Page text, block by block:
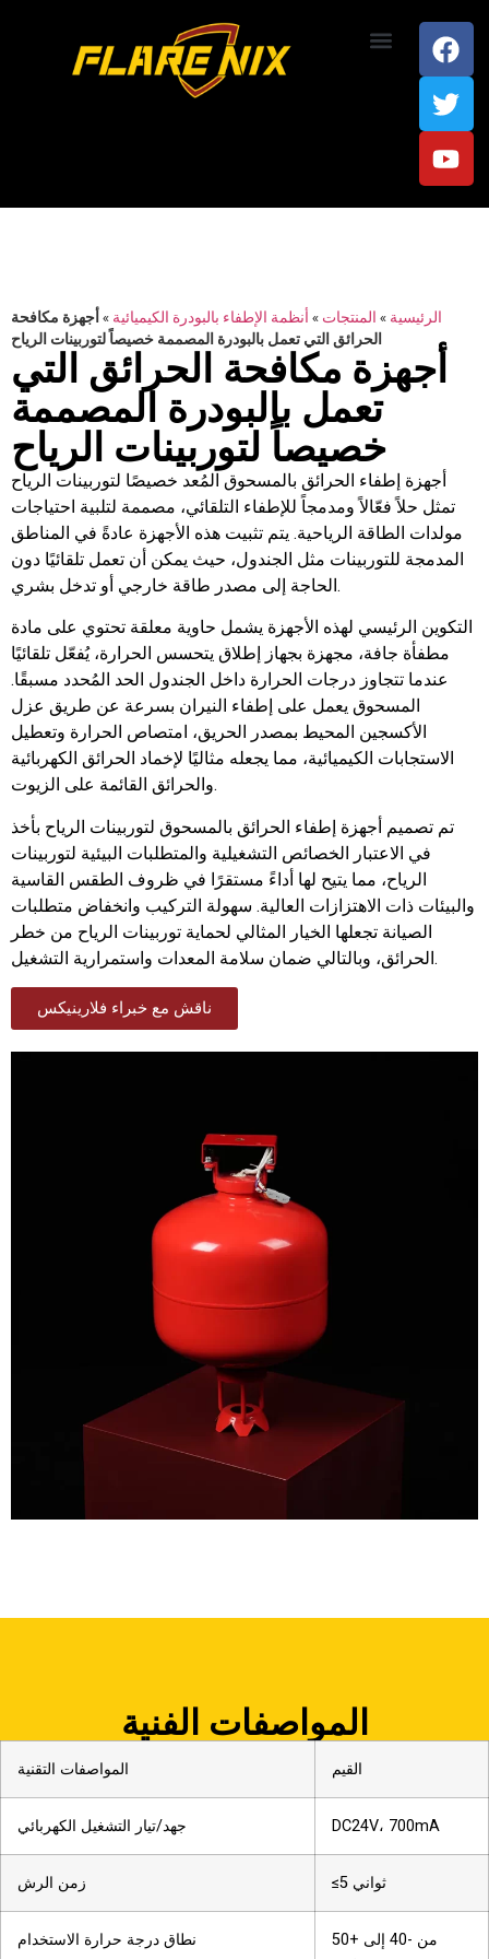
الرئيسية » المنتجات » أنظمة الإطفاء بالبودرة الكيميائية »أجهزة مكافحة
الحرائق التي تعمل بالبودرة المصممة خصيصاً لتوربينات الرياح
أجهزة مكافحة الحرائق التي
تعمل بالبودرة المصممة
خصيصاً لتوربينات الرياح
أجهزة إطفاء الحرائق بالمسحوق المُعد خصيصًا لتوربينات الرياح
تمثل حلاً فعّالاً ومدمجاً للإطفاء التلقائي، مصممة لتلبية احتياجات
مولدات الطاقة الرياحية. يتم تثبيت هذه الأجهزة عادةً في المناطق
المدمجة للتوربينات مثل الجندول، حيث يمكن أن تعمل تلقائيًا دون
الحاجة إلى مصدر طاقة خارجي أو تدخل بشري.
التكوين الرئيسي لهذه الأجهزة يشمل حاوية معلقة تحتوي على مادة
مطفأة جافة، مجهزة بجهاز إطلاق يتحسس الحرارة، يُفعّل تلقائيًا
عندما تتجاوز درجات الحرارة داخل الجندول الحد المُحدد مسبقًا.
المسحوق يعمل على إطفاء النيران بسرعة عن طريق عزل
الأكسجين المحيط بمصدر الحريق، امتصاص الحرارة وتعطيل
الاستجابات الكيميائية، مما يجعله مثاليًا لإخماد الحرائق الكهربائية
والحرائق القائمة على الزيوت.
تم تصميم أجهزة إطفاء الحرائق بالمسحوق لتوربينات الرياح بأخذ
في الاعتبار الخصائص التشغيلية والمتطلبات البيئية لتوربينات
الرياح، مما يتيح لها أداءً مستقرًا في ظروف الطقس القاسية
والبيئات ذات الاهتزازات العالية. سهولة التركيب وانخفاض متطلبات
الصيانة تجعلها الخيار المثالي لحماية توربينات الرياح من خطر
الحرائق، وبالتالي ضمان سلامة المعدات واستمرارية التشغيل.
ناقش مع خبراء فلارينيكس
المواصفات الفنية
المواصفات التقنية القيم
جهد/تيار التشغيل الكهربائي DC24V، 700mA
زمن الرش ≤5 ثواني
نطاق درجة حرارة الاستخدام
من -40 إلى +50